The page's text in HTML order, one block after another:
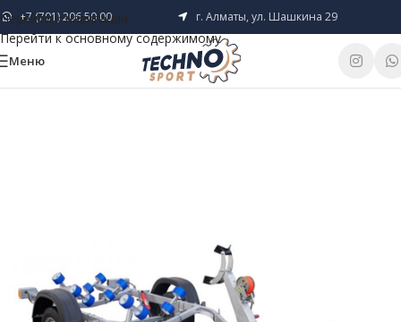
Перейти к навигации
Перейти к основному содержимому
+7 (701) 206 50 00 г. Алматы, ул. Шашкина 29
Меню